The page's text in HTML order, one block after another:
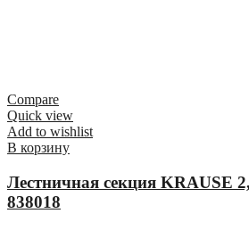
Compare
Quick view
Add to wishlist
В корзину
Лестничная секция KRAUSE
838018